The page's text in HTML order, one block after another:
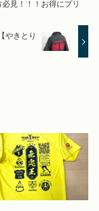
見！！！お得にプリ
やきとり